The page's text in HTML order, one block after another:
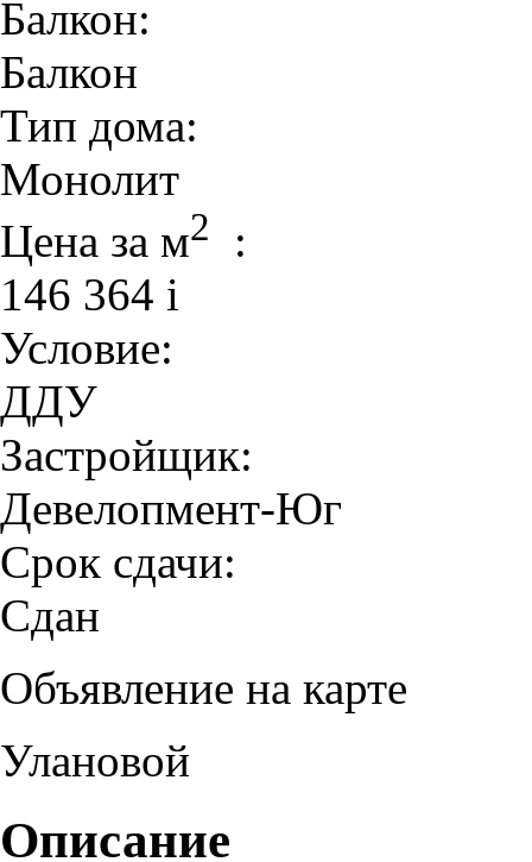
Балкон:
Балкон
Тип дома:
Монолит
Цена за м2
:
146 364 i
Условие:
ДДУ
Застройщик:
Девелопмент-Юг
Срок сдачи:
Сдан
Объявление на карте
Улановой
Описание